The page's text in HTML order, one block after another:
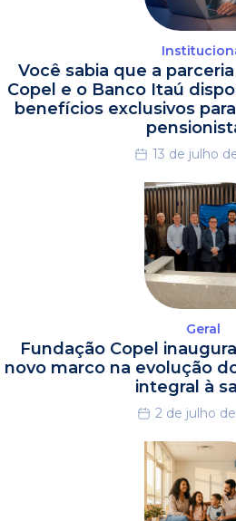
Você sabia que a
Copel e o Banco Itaú
benefícios exclusivos
13 de julho
Geral
Fundação Copel
novo marco na evolução
integral à
2 de julho